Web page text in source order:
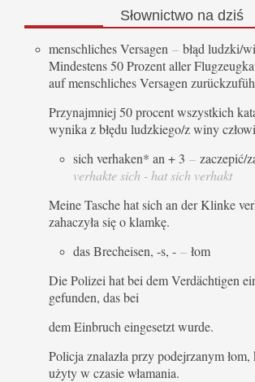
Słownictwo na dziś
menschliches Versagen – błąd ludzki/
Mindestens 50 Prozent aller
auf menschliches Versagen
Przynajmniej 50 procent wszystkich
wynika z błędu ludzkiego/z winy
sich verhaken* an + 3 – zaczepić/
verhakte sich - hat sich verhakt
Meine Tasche hat sich an der Klinke
zahaczyła się o klamkę.
das Brecheisen, -s, - – łom
Die Polizei hat bei dem Verdächtigen
gefunden, das bei
dem Einbruch eingesetzt wurde.
Policja znalazła przy podejrzanym łom,
użyty w czasie włamania.